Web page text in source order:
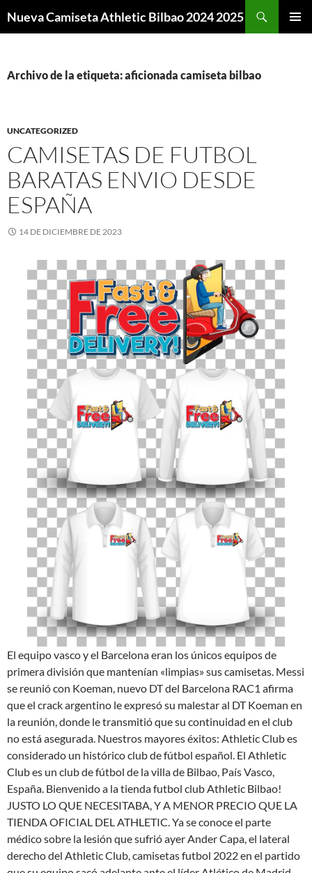
Nueva Camiseta Athletic Bilbao 2024 2025
Archivo de la etiqueta: aficionada camiseta bilbao
UNCATEGORIZED
CAMISETAS DE FUTBOL
BARATAS ENVIO DESDE
ESPAÑA
14 DE DICIEMBRE DE 2023
El equipo vasco y el Barcelona eran los únicos equipos de
primera división que mantenían «limpias» sus camisetas. Messi
se reunió con Koeman, nuevo DT del Barcelona RAC1 afirma
que el crack argentino le expresó su malestar al DT Koeman en
la reunión, donde le transmitió que su continuidad en el club
no está asegurada. Nuestros mayores éxitos: Athletic Club es
considerado un histórico club de fútbol español. El Athletic
Club es un club de fútbol de la villa de Bilbao, País Vasco,
España. Bienvenido a la tienda futbol club Athletic Bilbao!
JUSTO LO QUE NECESITABA, Y A MENOR PRECIO QUE LA
TIENDA OFICIAL DEL ATHLETIC. Ya se conoce el parte
médico sobre la lesión que sufrió ayer Ander Capa, el lateral
derecho del Athletic Club, camisetas futbol 2022 en el partido